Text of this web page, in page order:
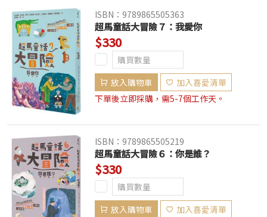
ISBN：9789865505363
超馬童話大冒險７：我愛你
$330
放入購物車
加入喜愛清單
下單後立即採購，需5-7個工作天。
ISBN：9789865505219
超馬童話大冒險６：你是誰？
$330
放入購物車
加入喜愛清單